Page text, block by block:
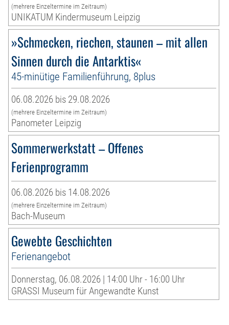
(mehrere Einzeltermine im Zeitraum)
UNIKATUM Kindermuseum Leipzig
»Schmecken, riechen, staunen – mit allen
Sinnen durch die Antarktis«
45-minütige Familienführung, 8plus
06.08.2026 bis 29.08.2026
(mehrere Einzeltermine im Zeitraum)
Panometer Leipzig
Sommerwerkstatt – Offenes
Ferienprogramm
06.08.2026 bis 14.08.2026
(mehrere Einzeltermine im Zeitraum)
Bach-Museum
Gewebte Geschichten
Ferienangebot
Donnerstag, 06.08.2026 | 14:00 Uhr - 16:00 Uhr
GRASSI Museum für Angewandte Kunst